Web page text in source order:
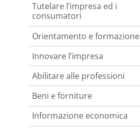
Tutelare l’impresa ed i
consumatori
Orientamento e formazione
Innovare l’impresa
Abilitare alle professioni
Beni e forniture
Informazione economica